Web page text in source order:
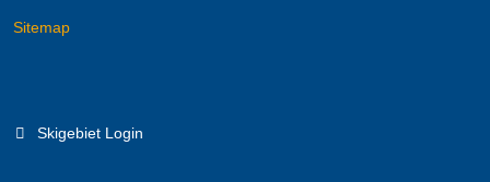
Sitemap
Skigebiet Login